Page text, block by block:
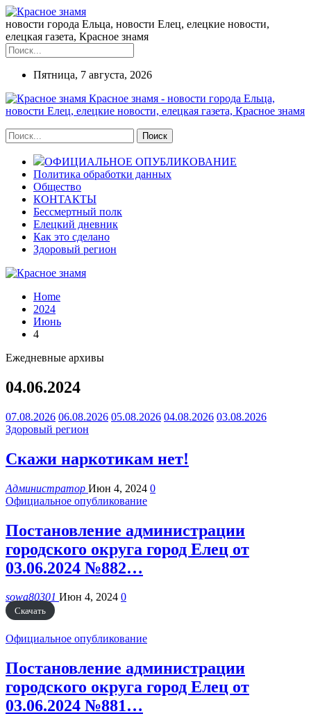
новости города Ельца, новости Елец, елецкие новости,
елецкая газета, Красное знамя
Пятница, 7 августа, 2026
Красное знамя - новости города Ельца,
новости Елец, елецкие новости, елецкая газета, Красное знамя
ОФИЦИАЛЬНОЕ ОПУБЛИКОВАНИЕ
Политика обработки данных
Общество
КОНТАКТЫ
Бессмертный полк
Елецкий дневник
Как это сделано
Здоровый регион
Home
2024
Июнь
4
Ежедневные архивы
04.06.2024
07.08.2026 06.08.2026 05.08.2026 04.08.2026 03.08.2026
Здоровый регион
Скажи наркотикам нет!
Администратор Июн 4, 2024 0
Официальное опубликование
Постановление администрации
городского округа город Елец от
03.06.2024 №882…
sowa80301 Июн 4, 2024 0
Скачать
Официальное опубликование
Постановление администрации
городского округа город Елец от
03.06.2024 №881…